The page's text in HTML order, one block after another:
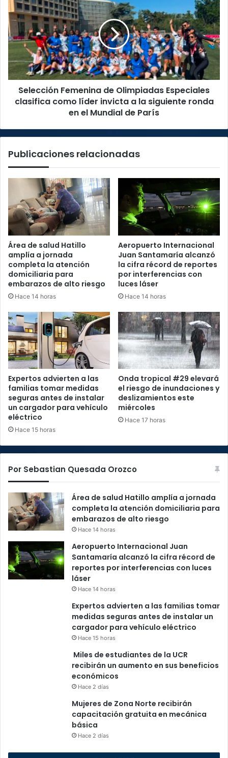
Femenina
de
Olimpiadas
Especiales
clasifica
como
líder
invicta
en
Mundial
Selección Femenina de Olimpiadas Especiales
clasifica como líder invicta a la siguiente ronda
en el Mundial de París
Publicaciones relacionadas
Área de salud Hatillo
amplía a jornada
completa la atención
domiciliaria para
embarazos de alto riesgo
Hace 14 horas
Aeropuerto Internacional
Juan Santamaría alcanzó
la cifra récord de reportes
por interferencias con
luces láser
Hace 14 horas
Expertos advierten a las
familias tomar medidas
seguras antes de instalar
un cargador para vehículo
eléctrico
Hace 15 horas
Onda tropical #29 elevará
el riesgo de inundaciones y
deslizamientos este
miércoles
Hace 17 horas
Por Sebastian Quesada Orozco
Área de salud Hatillo amplía a jornada
completa la atención domiciliaria para
embarazos de alto riesgo
Hace 14 horas
Aeropuerto Internacional Juan
Santamaría alcanzó la cifra récord de
reportes por interferencias con luces
láser
Hace 14 horas
Expertos advierten a las familias tomar
medidas seguras antes de instalar un
cargador para vehículo eléctrico
Hace 15 horas
Miles de estudiantes de la UCR
recibirán un aumento en sus beneficios
económicos
Hace 2 días
Mujeres de Zona Norte recibirán
capacitación gratuita en mecánica
básica
Hace 2 días